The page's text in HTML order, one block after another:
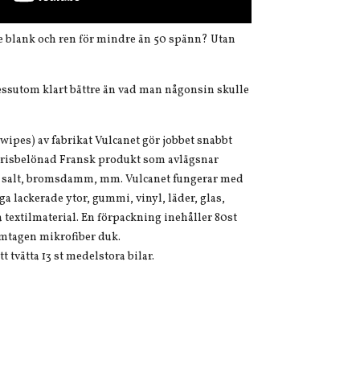
och ren för mindre än 50 spänn? Utan
klart bättre än vad man någonsin skulle
av fabrikat Vulcanet gör jobbet snabbt
Fransk produkt som avlägsnar
bromsdamm, mm. Vulcanet fungerar med
lackerade ytor, gummi, vinyl, läder, glas,
textilmaterial. En förpackning inehåller 80st
mikrofiber duk.
tvätta 13 st medelstora bilar.